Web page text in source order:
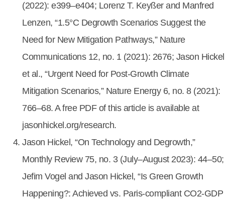
(2022): e399–e404; Lorenz T. Keyßer and Manfred
Lenzen, “1.5°C Degrowth Scenarios Suggest the
Need for New Mitigation Pathways,” Nature
Communications 12, no. 1 (2021): 2676; Jason Hickel
et al., “Urgent Need for Post-Growth Climate
Mitigation Scenarios,” Nature Energy 6, no. 8 (2021):
766–68. A free PDF of this article is available at
jasonhickel.org/research.
Jason Hickel, “On Technology and Degrowth,”
Monthly Review 75, no. 3 (July–August 2023): 44–50;
Jefim Vogel and Jason Hickel, “Is Green Growth
Happening?: Achieved vs. Paris-compliant CO2-GDP